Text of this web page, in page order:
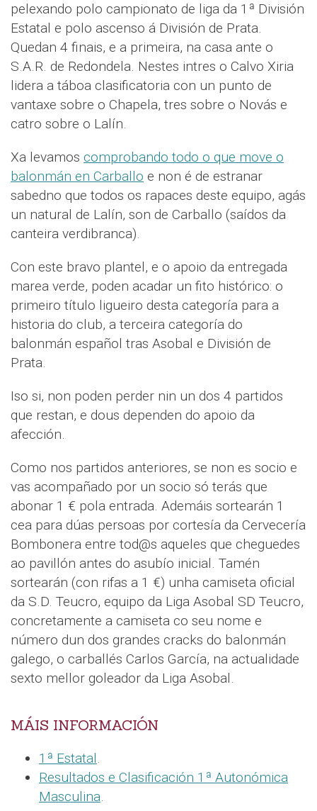
pelexando polo campionato de liga da 1ª División
Estatal e polo ascenso á División de Prata.
Quedan 4 finais, e a primeira, na casa ante o
S.A.R. de Redondela. Nestes intres o Calvo Xiria
lidera a táboa clasificatoria con un punto de
vantaxe sobre o Chapela, tres sobre o Novás e
catro sobre o Lalín.
Xa levamos comprobando todo o que move o
balonmán en Carballo e non é de estranar
sabedno que todos os rapaces deste equipo, agás
un natural de Lalín, son de Carballo (saídos da
canteira verdibranca).
Con este bravo plantel, e o apoio da entregada
marea verde, poden acadar un fito histórico: o
primeiro título ligueiro desta categoría para a
historia do club, a terceira categoría do
balonmán español tras Asobal e División de
Prata.
Iso si, non poden perder nin un dos 4 partidos
que restan, e dous dependen do apoio da
afección.
Como nos partidos anteriores, se non es socio e
vas acompañado por un socio só terás que
abonar 1 € pola entrada. Ademáis sortearán 1
cea para dúas persoas por cortesía da Cervecería
Bombonera entre tod@s aqueles que cheguedes
ao pavillón antes do asubío inicial. Tamén
sortearán (con rifas a 1 €) unha camiseta oficial
da S.D. Teucro, equipo da Liga Asobal SD Teucro,
concretamente a camiseta co seu nome e
número dun dos grandes cracks do balonmán
galego, o carballés Carlos García, na actualidade
sexto mellor goleador da Liga Asobal.
MÁIS INFORMACIÓN
1ª Estatal.
Resultados e Clasificación 1ª Autonómica
Masculina.